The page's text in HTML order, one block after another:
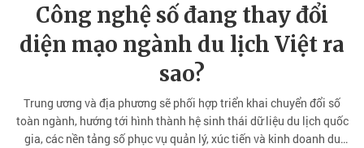
Công nghệ số đang thay đổi
diện mạo ngành du lịch Việt ra
sao?
Trung ương và địa phương sẽ phối hợp triển khai chuyển đổi số
toàn ngành, hướng tới hình thành hệ sinh thái dữ liệu du lịch quốc
gia, các nền tảng số phục vụ quản lý, xúc tiến và kinh doanh du